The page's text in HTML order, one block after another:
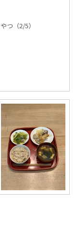
つ（2/5）